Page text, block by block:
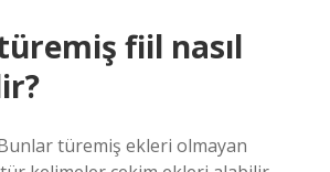
fiil nasıl
türemiş ekleri olmayan